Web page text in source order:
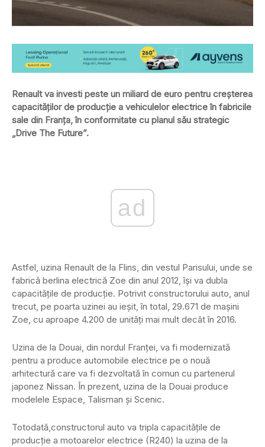
Renault va investi peste un miliard de euro pentru creşterea
capacităţilor de producţie a vehiculelor electrice în fabricile
sale din Franţa, în conformitate cu planul său strategic
„Drive The Future”.
ad
Astfel, uzina Renault de la Flins, din vestul Parisului, unde se
fabrică berlina electrică Zoe din anul 2012, îşi va dubla
capacităţile de producţie. Potrivit constructorului auto, anul
trecut, pe poarta uzinei au ieşit, în total, 29.671 de maşini
Zoe, cu aproape 4.200 de unităţi mai mult decât în 2016.
Uzina de la Douai, din nordul Franţei, va fi modernizată
pentru a produce automobile electrice pe o nouă
arhitectură care va fi dezvoltată în comun cu partenerul
japonez Nissan. În prezent, uzina de la Douai produce
modelele Espace, Talisman şi Scenic.
Totodată,constructorul auto va tripla capacităţile de
producţie a motoarelor electrice (R240) la uzina de la